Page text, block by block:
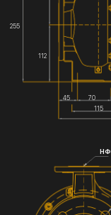
255
112
45 70
115
НФ